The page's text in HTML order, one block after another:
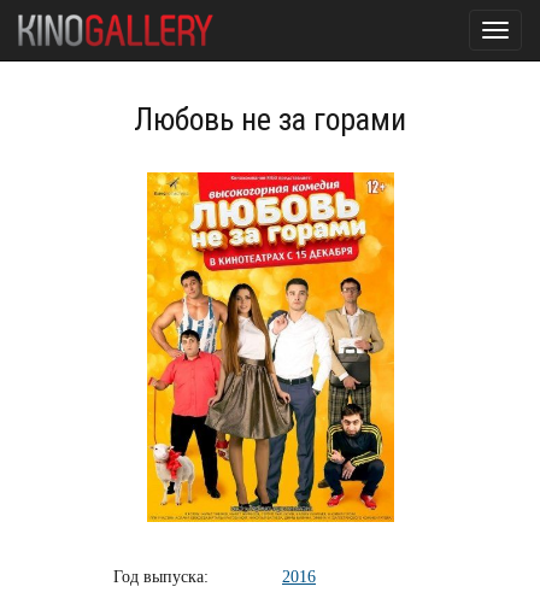
Любовь не за горами
Год выпуска: 2016